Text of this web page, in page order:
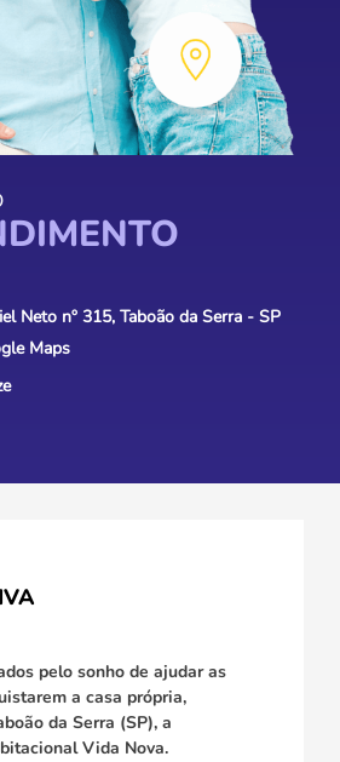
Neto nº 315, Taboão da Serra - SP
Maps
pelo sonho de ajudar as
a casa própria,
da Serra (SP), a
Vida Nova.